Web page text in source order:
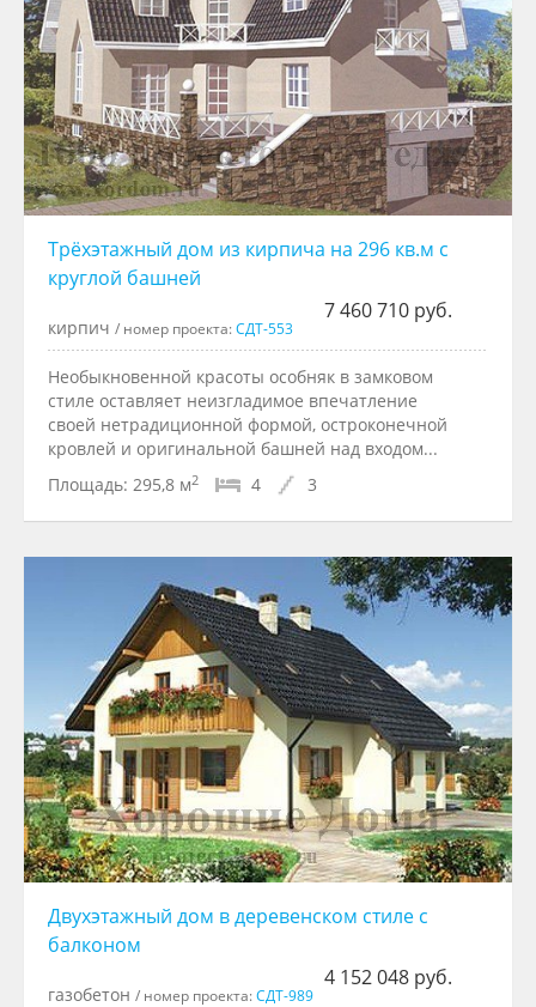
Трёхэтажный дом из кирпича на 296 кв.м с
круглой башней
7 460 710 руб.
кирпич / номер проекта:СДТ-553
Необыкновенной красоты особняк в замковом
стиле оставляет неизгладимое впечатление
своей нетрадиционной формой, остроконечной
кровлей и оригинальной башней над входом...
Площадь: 295,8 м2 4 3
Двухэтажный дом в деревенском стиле с
балконом
4 152 048 руб.
газобетон / номер проекта:СДТ-989